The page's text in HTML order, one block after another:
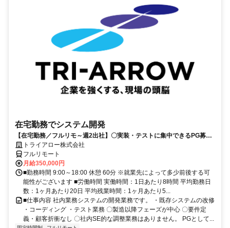
在宅勤務でシステム開発
【在宅勤務／フルリモ～週2出社】〇実装・テストに集中できるPG募集
〇業務用端末貸与あり
トライアロー株式会社
フルリモート
月給350,000円
■勤務時間 9:00～18:00 休憩 60分 ※就業先によって多少前後する可
能性がございます ■労働時間 実働時間：1日あたり8時間 平均勤務日
数：1ヶ月あたり20日 平均残業時間：1ヶ月あたり5...
■仕事内容 社内業務システムの開発業務です。 ・既存システムの改修
・コーディング ・テスト業務 〇製造以降フェーズが中心 〇要件定
義・顧客折衝なし 〇社内SE的な調整業務はありません。 PGとして...